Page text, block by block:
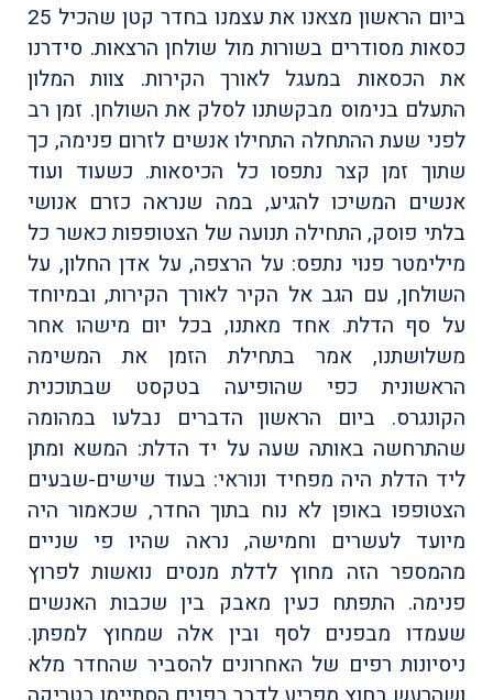
ביום הראשון מצאנו את עצמנו בחדר קטן שהכיל 25
כסאות מסודרים בשורות מול שולחן הרצאות. סידרנו
את הכסאות במעגל לאורך הקירות. צוות המלון
התעלם בנימוס מבקשתנו לסלק את השולחן. זמן רב
לפני שעת ההתחלה התחילו אנשים לזרום פנימה, כך
שתוך זמן קצר נתפסו כל הכיסאות. כשעוד ועוד
אנשים המשיכו להגיע, במה שנראה כזרם אנושי
בלתי פוסק, התחילה תנועה של הצטופפות כאשר כל
מילימטר פנוי נתפס: על הרצפה, על אדן החלון, על
השולחן, עם הגב אל הקיר לאורך הקירות, ובמיוחד
על סף הדלת. אחד מאתנו, בכל יום מישהו אחר
משלושתנו, אמר בתחילת הזמן את המשימה
הראשונית כפי שהופיעה בטקסט שבתוכנית
הקונגרס. ביום הראשון הדברים נבלעו במהומה
שהתרחשה באותה שעה על יד הדלת: המשא ומתן
ליד הדלת היה מפחיד ונוראי: בעוד שישים-שבעים
הצטופפו באופן לא נוח בתוך החדר, שכאמור היה
מיועד לעשרים וחמישה, נראה שהיו פי שניים
מהמספר הזה מחוץ לדלת מנסים נואשות לפרוץ
פנימה. התפתח כעין מאבק בין שכבות האנשים
שעמדו מבפנים לסף ובין אלה שמחוץ למפתן.
ניסיונות רפים של האחרונים להסביר שהחדר מלא